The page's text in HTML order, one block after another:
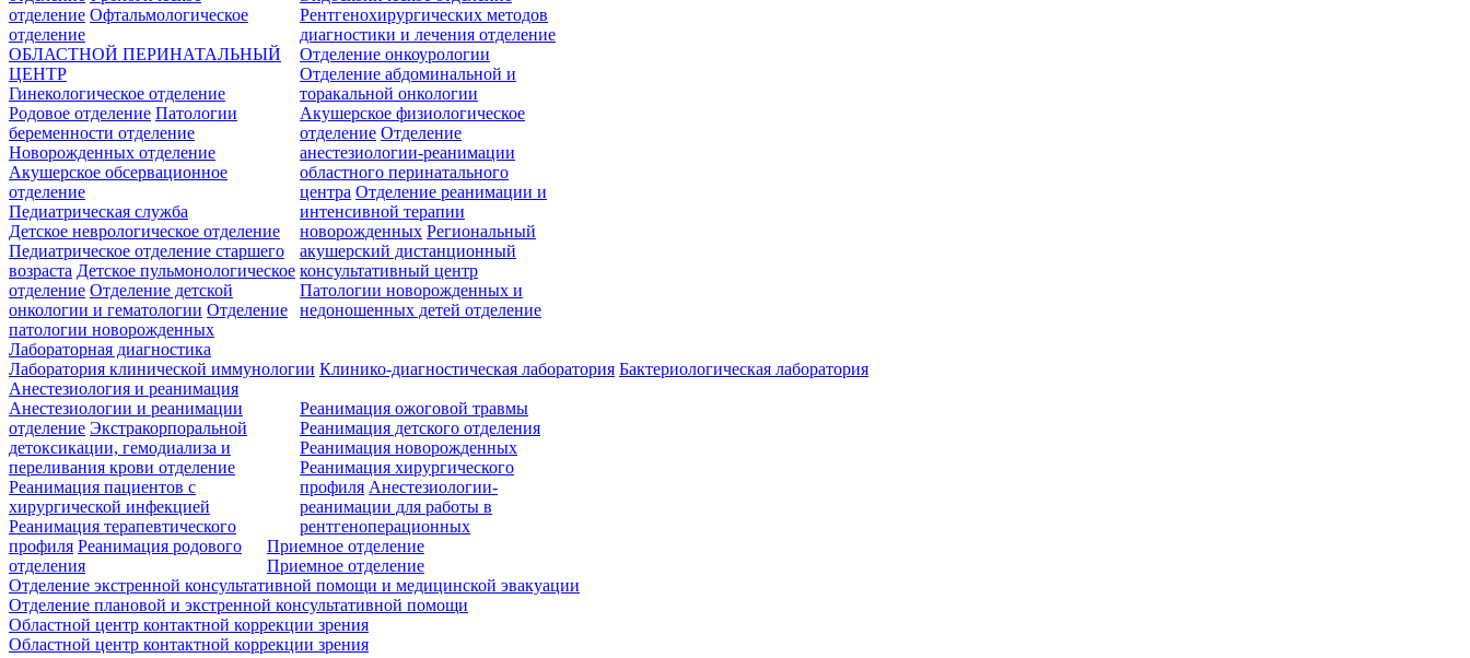
отделение Офтальмологическое
отделение
Рентгенохирургических методов
диагностики и лечения отделение
Отделение онкоурологии
Отделение абдоминальной и
торакальной онкологии
ОБЛАСТНОЙ ПЕРИНАТАЛЬНЫЙ
ЦЕНТР
Гинекологическое отделение
Родовое отделение Патологии
беременности отделение
Новорожденных отделение
Акушерское обсервационное
отделение
Акушерское физиологическое
отделение Отделение
анестезиологии-реанимации
областного перинатального
центра Отделение реанимации и
интенсивной терапии
новорожденных Региональный
акушерский дистанционный
консультативный центр
Патологии новорожденных и
недоношенных детей отделение
Педиатрическая служба
Детское неврологическое отделение
Педиатрическое отделение старшего
возраста Детское пульмонологическое
отделение Отделение детской
онкологии и гематологии Отделение
патологии новорожденных
Лабораторная диагностика
Лаборатория клинической иммунологии Клинико-диагностическая лаборатория Бактериологическая лаборатория
Анестезиология и реанимация
Анестезиологии и реанимации
отделение Экстракорпоральной
детоксикации, гемодиализа и
переливания крови отделение
Реанимация пациентов с
хирургической инфекцией
Реанимация терапевтического
профиля Реанимация родового
отделения
Реанимация ожоговой травмы
Реанимация детского отделения
Реанимация новорожденных
Реанимация хирургического
профиля Анестезиологии-
реанимации для работы в
рентгеноперационных
Приемное отделение
Приемное отделение
Отделение экстренной консультативной помощи и медицинской эвакуации
Отделение плановой и экстренной консультативной помощи
Областной центр контактной коррекции зрения
Областной центр контактной коррекции зрения